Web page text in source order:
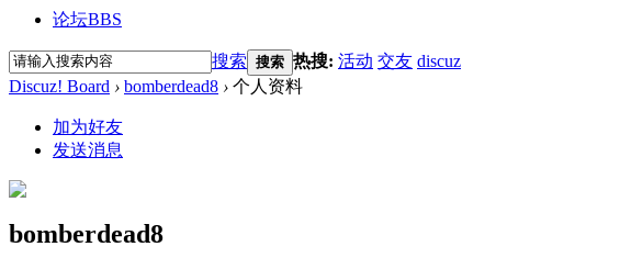
论坛BBS
搜索 搜索 热搜: 活动 交友 discuz
Discuz! Board › bomberdead8 › 个人资料
加为好友
发送消息
bomberdead8